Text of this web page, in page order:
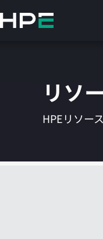
イ
ッ
リソ
HPEリソー